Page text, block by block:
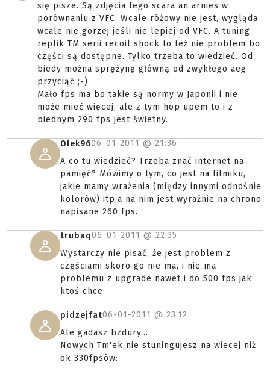
się pisze. Są zdjęcia tego scara an arnies w
porównaniu z VFC. Wcale różowy nie jest, wygląda
wcale nie gorzej jeśli nie lepiej od VFC. A tuning
replik TM serii recoil shock to też nie problem bo
części są dostępne. Tylko trzeba to wiedzieć. Od
biedy można sprężynę główną od zwykłego aeg
przyciąć ;-)
Mało fps ma bo takie są normy w Japonii i nie
może mieć więcej, ale z tym hop upem to i z
biednym 290 fps jest świetny.
Olek9606-01-2011 @ 21:36
A co tu wiedzieć? Trzeba znać internet na
pamięć? Mówimy o tym, co jest na filmiku,
jakie mamy wrażenia (między innymi odnośnie
kolorów) itp,a na nim jest wyraźnie na chrono
napisane 260 fps.
trubaq06-01-2011 @ 22:35
Wystarczy nie pisać, że jest problem z
częściami skoro go nie ma, i nie ma
problemu z upgrade nawet i do 500 fps jak
ktoś chce.
pidzejfat06-01-2011 @ 23:12
Ale gadasz bzdury...
Nowych Tm'ek nie stuningujesz na wiecej niż
ok 330fpsów: